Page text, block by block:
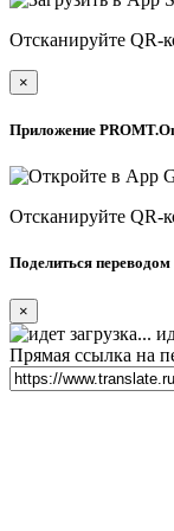
Отсканируйте QR-
×
Приложение
Отсканируйте QR-
Поделиться переводом
×
Прямая ссылка на